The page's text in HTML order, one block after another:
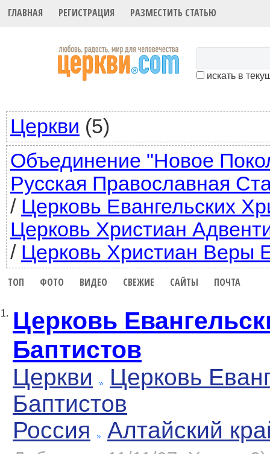
ГЛАВНАЯ РЕГИСТРАЦИЯ РАЗМЕСТИТЬ СТАТЬЮ
искать в
Церкви (5)
Объединение "Новое
Русская Православная
/ Церковь Евангельских
Церковь Христиан
/ Церковь Христиан Веры
ТОП ФОТО ВИДЕО СВЕЖИЕ САЙТЫ ПОЧТА
1. Церковь
Баптистов
Церкви
Церковь
Баптистов
Россия
Алтайский